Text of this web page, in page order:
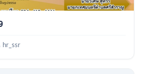
hr_ssr